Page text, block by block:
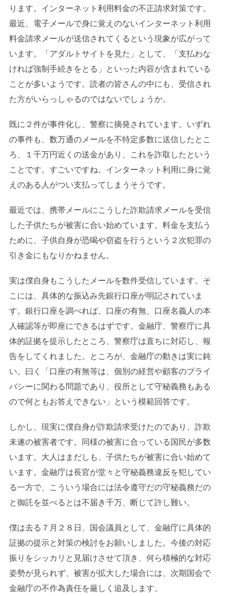
ります。インターネット利用料金の不正請求対策です。
最近、電子メールで身に覚えのないインターネット利用
料金請求メールが送信されてくるという現象が広がって
います。「アダルトサイトを見た」として、「支払わな
ければ強制手続きをとる」といった内容が含まれている
ことが多いようです。読者の皆さんの中にも、受信され
た方がいらっしゃるのではないでしょうか。
既に２件が事件化し、警察に摘発されています。いずれ
の事件も、数万通のメールを不特定多数に送信したとこ
ろ、１千万円近くの送金があり、これを詐取したという
ことです。すごいですね。インターネット利用に身に覚
えのある人がつい支払ってしまうそうです。
最近では、携帯メールにこうした詐欺請求メールを受信
した子供たちが被害に合い始めています。料金を支払う
ために、子供自身が恐喝や窃盗を行うという２次犯罪の
引き金にもなりかねません。
実は僕自身もこうしたメールを数件受信しています。そ
こには、具体的な振込み先銀行口座が明記されていま
す。銀行口座を調べれば、口座の有無、口座名義人の本
人確認等が即座にできるはずです。金融庁、警察庁に具
体的証拠を提示したところ、警察庁は直ちに対応し、報
告をしてくれました。ところが、金融庁の動きは実に鈍
い。曰く「口座の有無等は、個別の経営や顧客のプライ
バシーに関わる問題であり、役所として守秘義務もある
ので何ともお答えできない」という模範回答です。
しかし、現実に僕自身が詐欺請求受けたのであり、詐欺
未遂の被害者です。同様の被害に合っている国民が多数
います。大人はまだしも、子供たちが被害に合い始めて
います。金融庁は長官が堂々と守秘義務違反を犯してい
る一方で、こういう場合には法令遵守だの守秘義務だの
と御託を並べるとは不届き千万、断じて許し難い。
僕は去る７月２８日、国会議員として、金融庁に具体的
証拠の提示と対策の検討をお願いしました。今後の対応
振りをシッカリと見届けさせて頂き、何ら積極的な対応
姿勢が見られず、被害が拡大した場合には、次期国会で
金融庁の不作為責任を厳しく追及します。